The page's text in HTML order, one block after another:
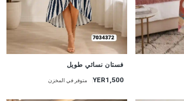
فستان نسائي طويل
YER1,500 متوفر في المخزن